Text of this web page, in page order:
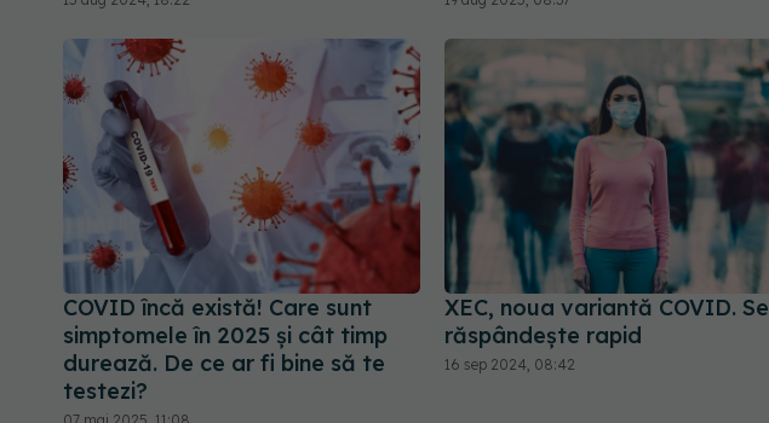
COVID încă există! Care sunt
simptomele în 2025 și cât timp
durează. De ce ar fi bine să te
testezi?
XEC, noua variantă COVID. Se
răspândește rapid
16 sep 2024, 08:42